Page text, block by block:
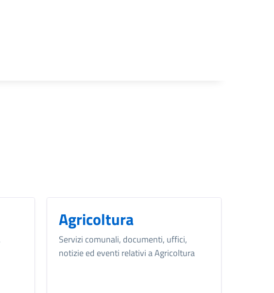
Agricoltura
Servizi comunali, documenti, uffici,
notizie ed eventi relativi a Agricoltura